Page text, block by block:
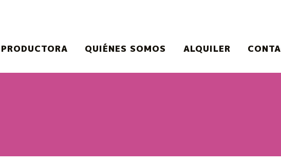
PRODUCTORA QUIÉNES SOMOS ALQUILER